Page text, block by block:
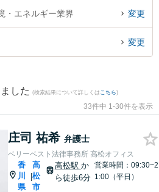
用、強みなどが注目されています。『香川
ネルギー業界のトラブルを今すぐに弁護士
業界のトラブル解決の実績豊富な近くの弁
・エネルギー業界 変更
変更
した (検索結果について詳しくは こちら)
33件中 1-30件を表示
庄司 祐希 弁護士
ベリーベスト法律事務所 高松オフィス
香
川
県
|
高
松
市
高松駅 か
ら徒歩6分
営業時間：09:30~2
1:00（平日）